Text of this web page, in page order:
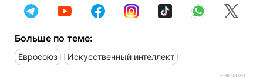
Больше по теме:
Евросоюз Искусственный интеллект